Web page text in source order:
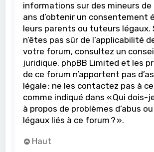
informations sur des mineurs de
ans d’obtenir un consentement
leurs parents ou tuteurs légaux.
n’êtes pas sûr de l’applicabilité
votre forum, consultez un
juridique. phpBB Limited et les
de ce forum n’apportent pas
légale ; ne les contactez pas à
comme indiqué dans « Qui dois-
à propos de problèmes d’abus ou
légaux liés à ce forum ? ».
Haut